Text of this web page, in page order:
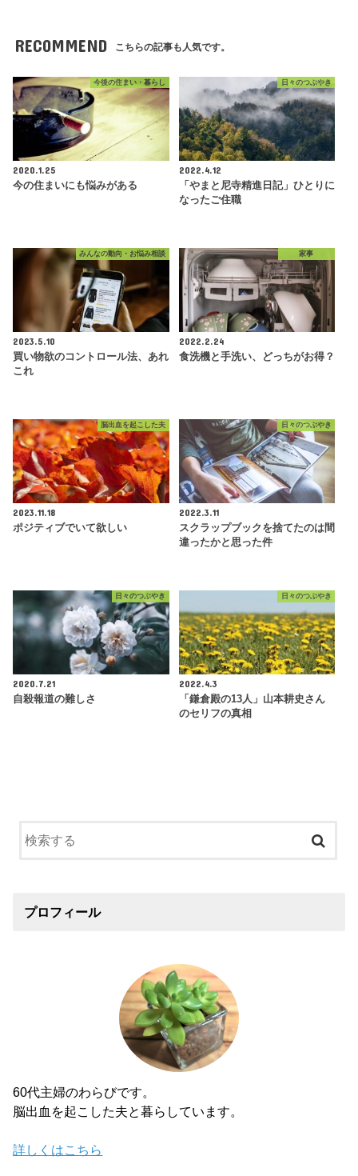
RECOMMEND こちらの記事も人気です。
今後の住まい・暮らし
2020.1.25
今の住まいにも悩みがある
日々のつぶやき
2022.4.12
「やまと尼寺精進日記」ひとりに
なったご住職
みんなの動向・お悩み相談
2023.5.10
買い物欲のコントロール法、あれ
これ
家事
2022.2.24
食洗機と手洗い、どっちがお得？
脳出血を起こした夫
2023.11.18
ポジティブでいて欲しい
日々のつぶやき
2022.3.11
スクラップブックを捨てたのは間
違ったかと思った件
日々のつぶやき
2020.7.21
自殺報道の難しさ
日々のつぶやき
2022.4.3
「鎌倉殿の13人」山本耕史さん
のセリフの真相
プロフィール
60代主婦のわらびです。
脳出血を起こした夫と暮らしています。
詳しくはこちら